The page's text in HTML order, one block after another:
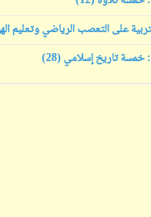
على التعصب الرياضي وتعليم
تاريخ إسلامي (28)